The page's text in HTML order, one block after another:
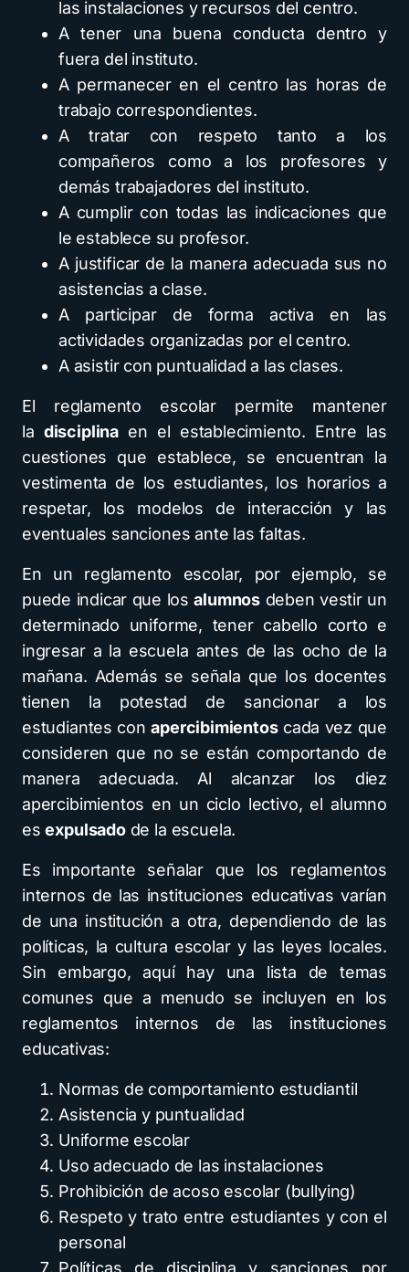
las instalaciones y recursos del centro.
A tener una buena conducta dentro y
fuera del instituto.
A permanecer en el centro las horas de
trabajo correspondientes.
A tratar con respeto tanto a los
compañeros como a los profesores y
demás trabajadores del instituto.
A cumplir con todas las indicaciones que
le establece su profesor.
A justificar de la manera adecuada sus no
asistencias a clase.
A participar de forma activa en las
actividades organizadas por el centro.
A asistir con puntualidad a las clases.
El reglamento escolar permite mantener
la disciplina en el establecimiento. Entre las
cuestiones que establece, se encuentran la
vestimenta de los estudiantes, los horarios a
respetar, los modelos de interacción y las
eventuales sanciones ante las faltas.
En un reglamento escolar, por ejemplo, se
puede indicar que losalumnos deben vestir un
determinado uniforme, tener cabello corto e
ingresar a la escuela antes de las ocho de la
mañana. Además se señala que los docentes
tienen la potestad de sancionar a los
estudiantes conapercibimientoscada vez que
consideren que no se están comportando de
manera adecuada. Al alcanzar los diez
apercibimientos en un ciclo lectivo, el alumno
esexpulsadode la escuela.
Es importante señalar que los reglamentos
internos de las instituciones educativas varían
de una institución a otra, dependiendo de las
políticas, la cultura escolar y las leyes locales.
Sin embargo, aquí hay una lista de temas
comunes que a menudo se incluyen en los
reglamentos internos de las instituciones
educativas:
Normas de comportamiento estudiantil
Asistencia y puntualidad
Uniforme escolar
Uso adecuado de las instalaciones
Prohibición de acoso escolar (bullying)
Respeto y trato entre estudiantes y con el
personal
Políticas de disciplina y sanciones por